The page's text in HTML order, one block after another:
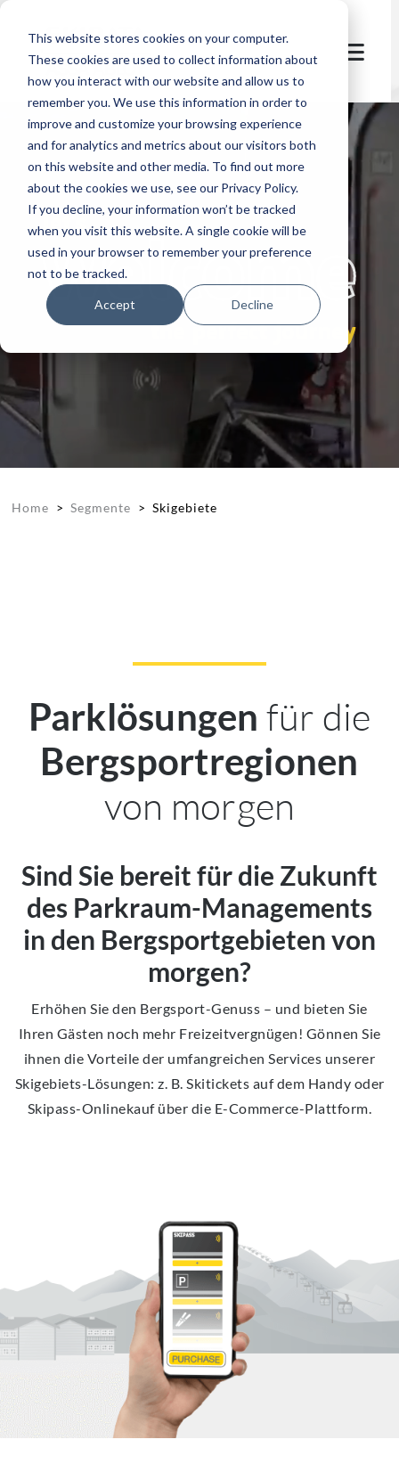
This website stores cookies on your computer.
These cookies are used to collect information about
how you interact with our website and allow us to
remember you. We use this information in order to
improve and customize your browsing experience
and for analytics and metrics about our visitors both
on this website and other media. To find out more
about the cookies we use, see our Privacy Policy.
If you decline, your information won’t be tracked
when you visit this website. A single cookie will be
used in your browser to remember your preference
not to be tracked.
Accept Decline
let's
welcome
the perfect journey
Home > Segmente > Skigebiete
Parklösungen für die
Bergsportregionen
von morgen
Sind Sie bereit für die Zukunft
des Parkraum-Managements
in den Bergsportgebieten von
morgen?
Erhöhen Sie den Bergsport-Genuss – und bieten Sie
Ihren Gästen noch mehr Freizeitvergnügen! Gönnen Sie
ihnen die Vorteile der umfangreichen Services unserer
Skigebiets-Lösungen: z. B. Skitickets auf dem Handy oder
Skipass-Onlinekauf über die E-Commerce-Plattform.